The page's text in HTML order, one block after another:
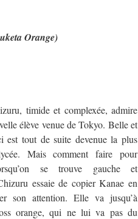
Orange)
timide et complexée, admire
élève venue de Tokyo. Belle et
est tout de suite devenue la plus
Mais comment faire pour
se trouve gauche et
essaie de copier Kanae en
son attention. Elle va jusqu’à
orange, qui ne lui va pas du